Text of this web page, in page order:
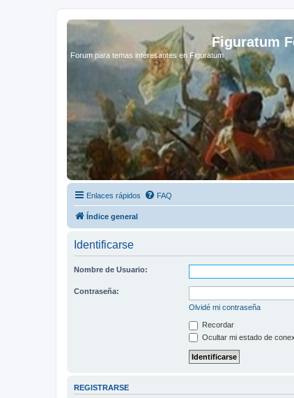
Figuratum
Forum para temas interesantes en Figuratum
Enlaces rápidos FAQ
Índice general
Identificarse
Nombre de Usuario:
Contraseña:
Olvidé mi contraseña
Recordar
Ocultar mi estado de
REGISTRARSE